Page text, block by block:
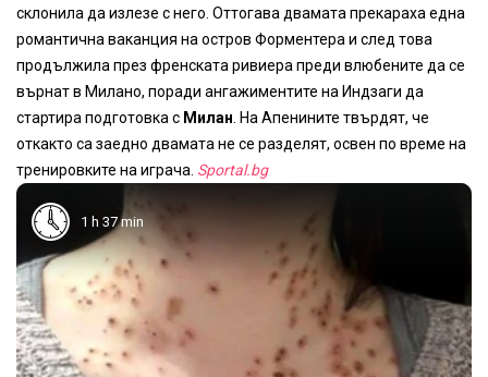
склонила да излезе с него. Оттогава двамата прекараха една
романтична ваканция на остров Форментера и след това
продължила през френската ривиера преди влюбените да се
върнат в Милано, поради ангажиментите на Индзаги да
стартира подготовка с Милан . На Апенините твърдят, че
откакто са заедно двамата не се разделят, освен по време на
тренировките на играча. Sportal.bg
1 h 37 min